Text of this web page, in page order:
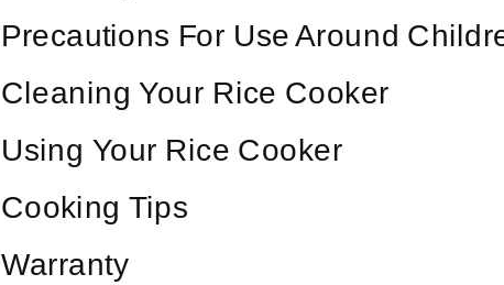
Precautions For Use Around
Cleaning Your Rice Cooker
Using Your Rice Cooker
Cooking Tips
Warranty